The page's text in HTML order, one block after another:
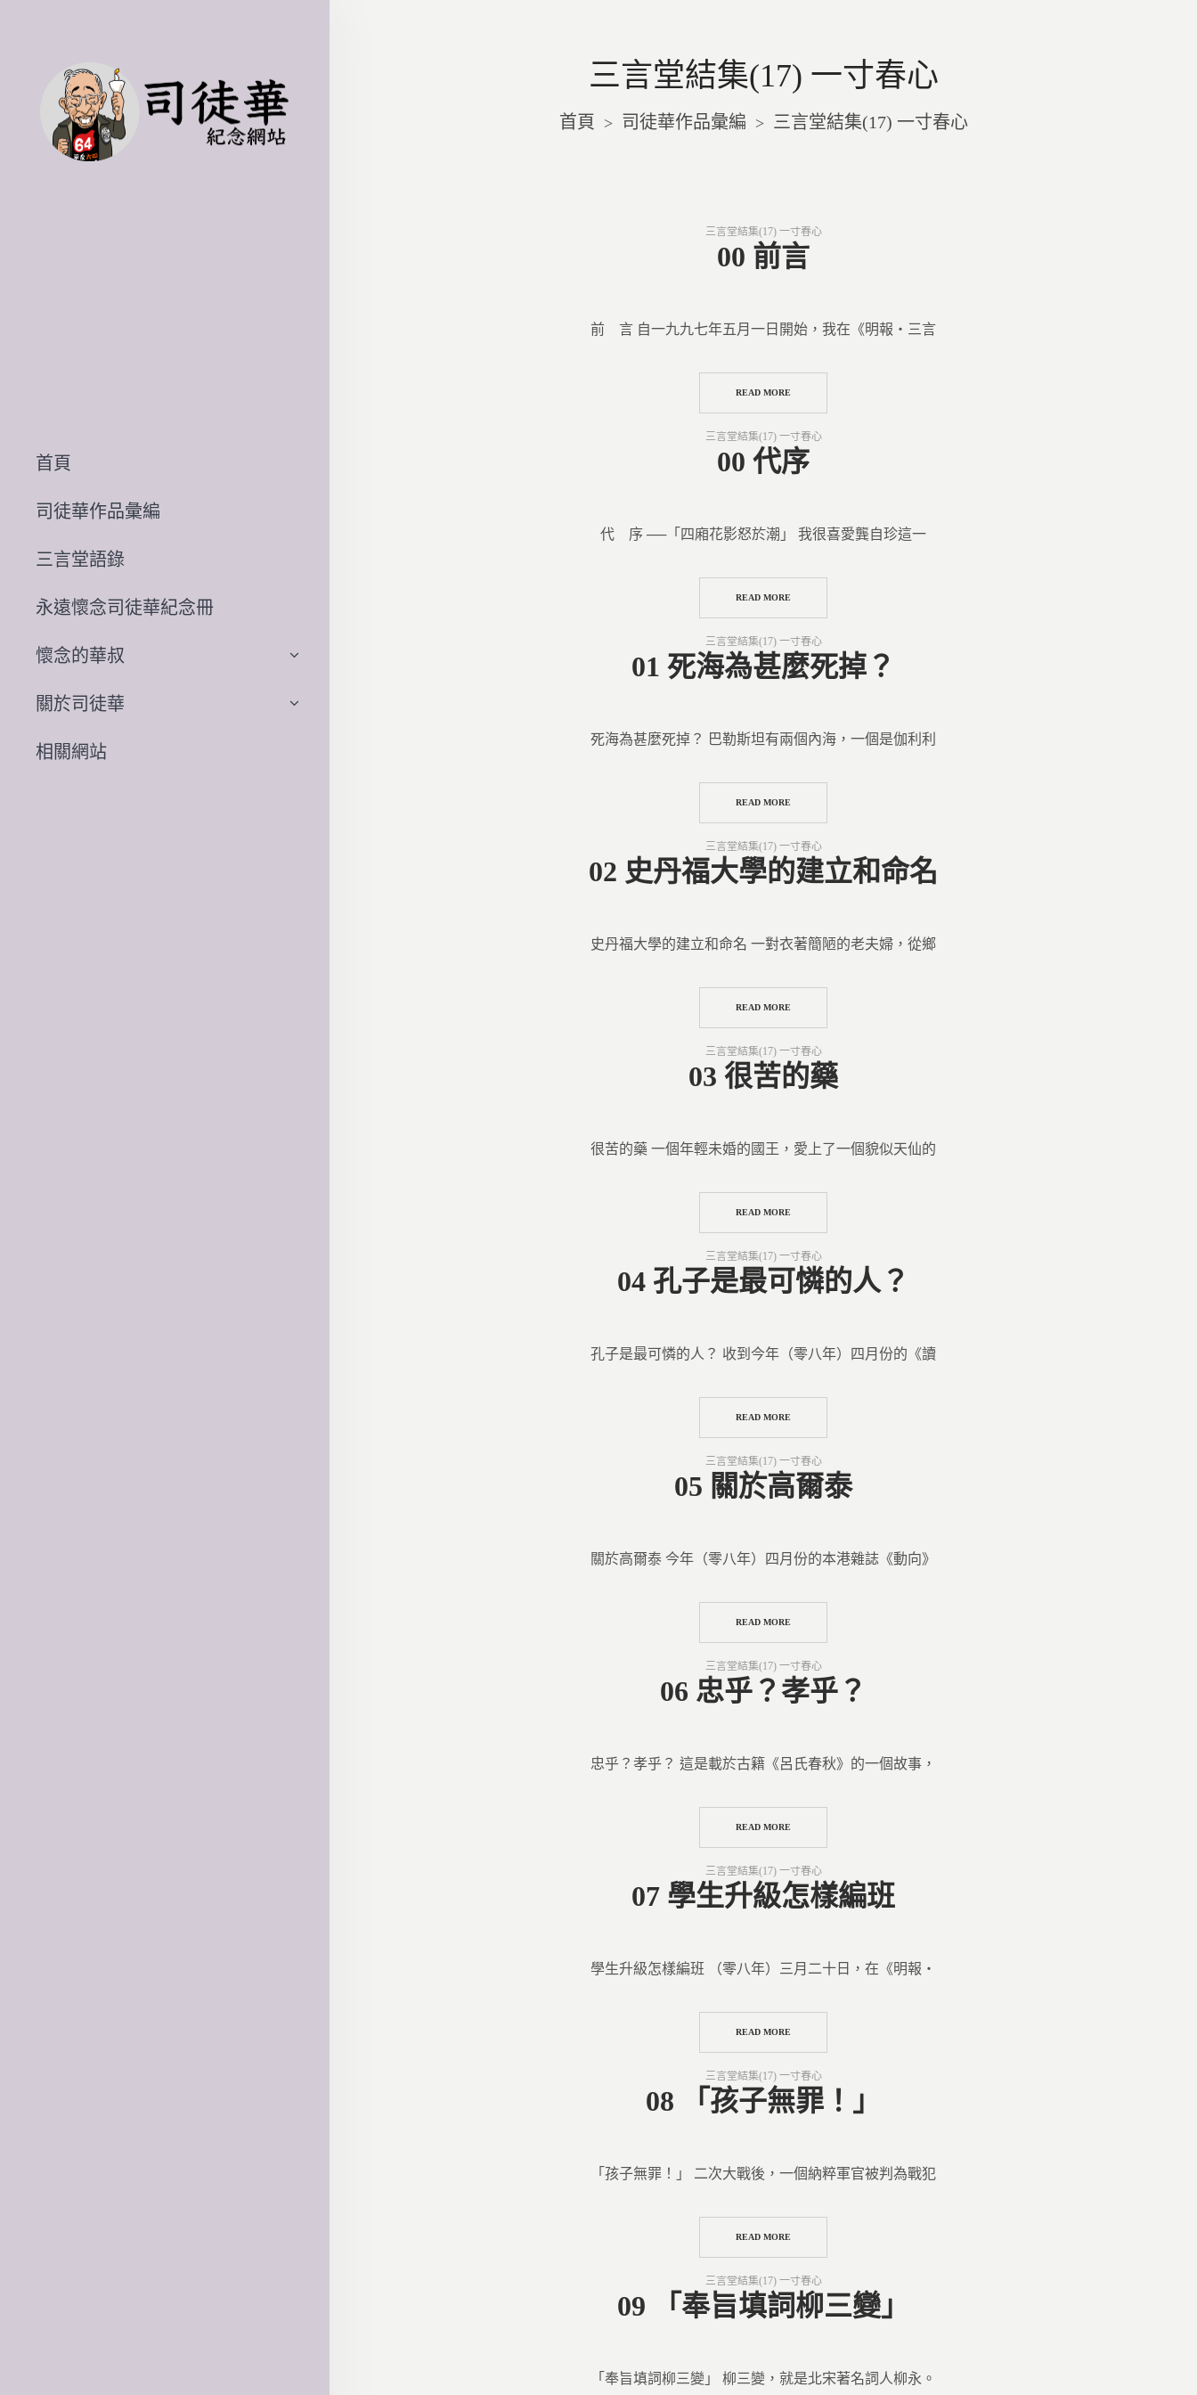
首頁
司徒華作品彙編
三言堂語錄
永遠懷念司徒華紀念冊
懷念的華叔
關於司徒華
相關網站
三言堂結集(17) 一寸春心
首頁 > 司徒華作品彙編 > 三言堂結集(17) 一寸春心
Posted
三言堂結集(17) 一寸春心
00 前言
前 言 自一九九七年五月一日開始，我在《明報‧三言
READ MORE
Posted
三言堂結集(17) 一寸春心
00 代序
代 序 ──「四廂花影怒於潮」 我很喜愛龔自珍這一
READ MORE
Posted
in
三言堂結集(17) 一寸春心
01 死海為甚麼死掉？
死海為甚麼死掉？ 巴勒斯坦有兩個內海，一個是伽利利
READ MORE
Posted
in
三言堂結集(17) 一寸春心
02 史丹福大學的建立和命名
史丹福大學的建立和命名 一對衣著簡陋的老夫婦，從鄉
READ MORE
Posted
三言堂結集(17) 一寸春心
03 很苦的藥
很苦的藥 一個年輕未婚的國王，愛上了一個貌似天仙的
READ MORE
Posted
in
三言堂結集(17) 一寸春心
04 孔子是最可憐的人？
孔子是最可憐的人？ 收到今年（零八年）四月份的《讀
READ MORE
Posted
in
三言堂結集(17) 一寸春心
05 關於高爾泰
關於高爾泰 今年（零八年）四月份的本港雜誌《動向》
READ MORE
Posted
in
三言堂結集(17) 一寸春心
06 忠乎？孝乎？
忠乎？孝乎？ 這是載於古籍《呂氏春秋》的一個故事，
READ MORE
Posted
in
三言堂結集(17) 一寸春心
07 學生升級怎樣編班
學生升級怎樣編班 （零八年）三月二十日，在《明報‧
READ MORE
Posted
in
三言堂結集(17) 一寸春心
08 「孩子無罪！」
「孩子無罪！」 二次大戰後，一個納粹軍官被判為戰犯
READ MORE
Posted
in
三言堂結集(17) 一寸春心
09 「奉旨填詞柳三變」
「奉旨填詞柳三變」 柳三變，就是北宋著名詞人柳永。